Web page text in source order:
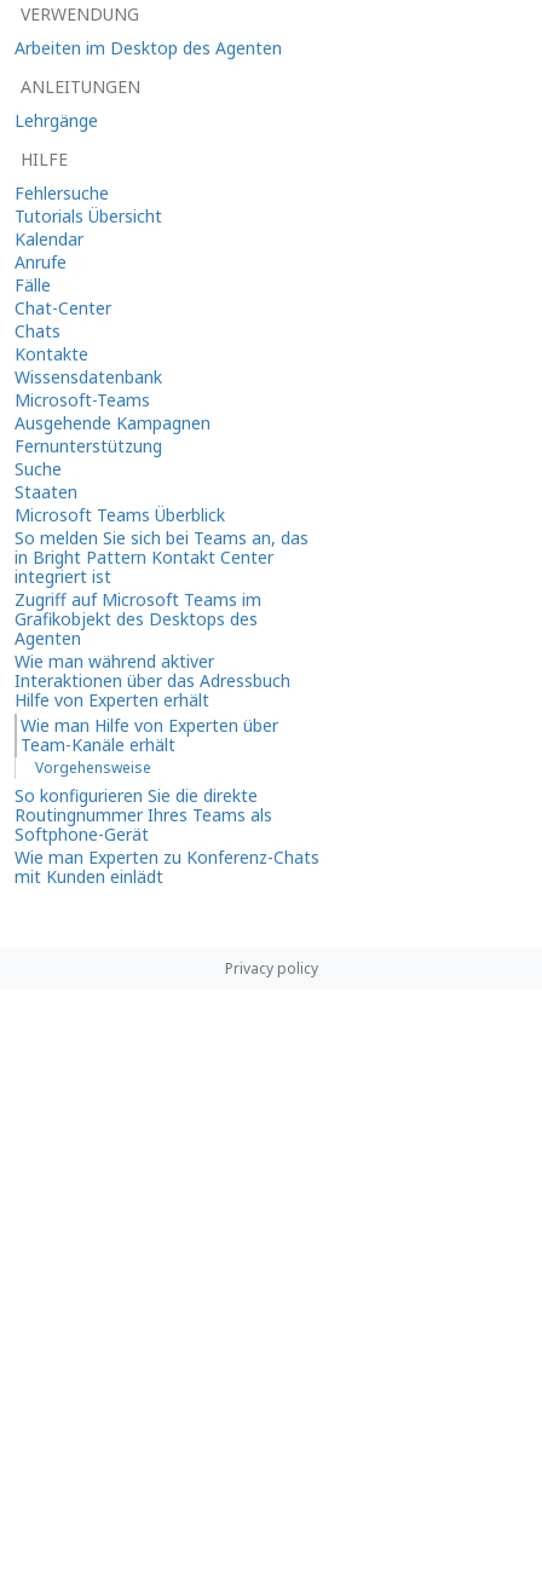
VERWENDUNG
Arbeiten im Desktop des Agenten
ANLEITUNGEN
Lehrgänge
HILFE
Fehlersuche
Tutorials Übersicht
Kalendar
Anrufe
Fälle
Chat-Center
Chats
Kontakte
Wissensdatenbank
Microsoft-Teams
Ausgehende Kampagnen
Fernunterstützung
Suche
Staaten
Microsoft Teams Überblick
So melden Sie sich bei Teams an, das
in Bright Pattern Kontakt Center
integriert ist
Zugriff auf Microsoft Teams im
Grafikobjekt des Desktops des
Agenten
Wie man während aktiver
Interaktionen über das Adressbuch
Hilfe von Experten erhält
Wie man Hilfe von Experten über
Team-Kanäle erhält
Vorgehensweise
So konfigurieren Sie die direkte
Routingnummer Ihres Teams als
Softphone-Gerät
Wie man Experten zu Konferenz-Chats
mit Kunden einlädt
Privacy policy